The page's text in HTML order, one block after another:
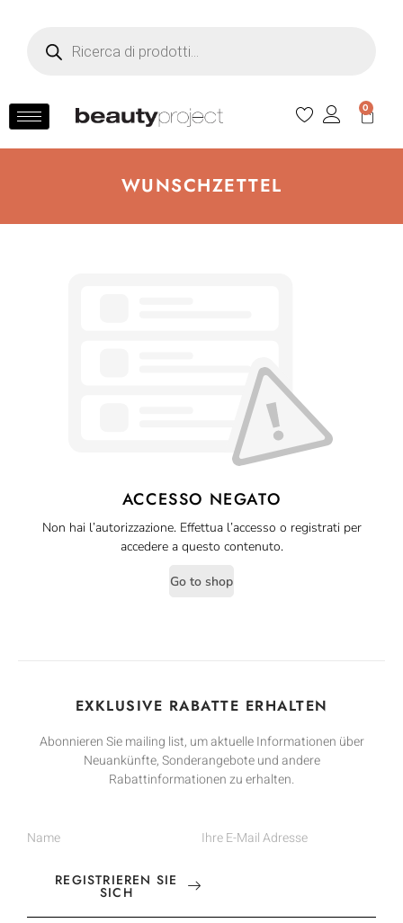
0
WUNSCHZETTEL
ACCESSO NEGATO
Non hai l’autorizzazione. Effettua l’accesso o registrati per
accedere a questo contenuto.
Go to shop
EXKLUSIVE RABATTE ERHALTEN
Abonnieren Sie mailing list, um aktuelle Informationen über
Neuankünfte, Sonderangebote und andere
Rabattinformationen zu erhalten.
REGISTRIEREN SIE
SICH